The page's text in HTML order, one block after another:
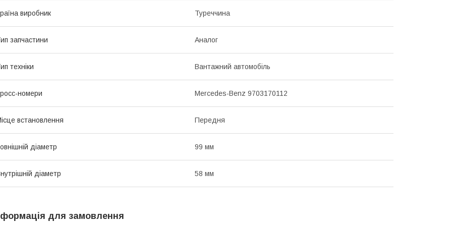
виробник Туреччина
запчастини Аналог
техніки Вантажний автомобіль
номери Mercedes-Benz 9703170112
встановлення Передня
діаметр 99 мм
діаметр 58 мм
для замовлення